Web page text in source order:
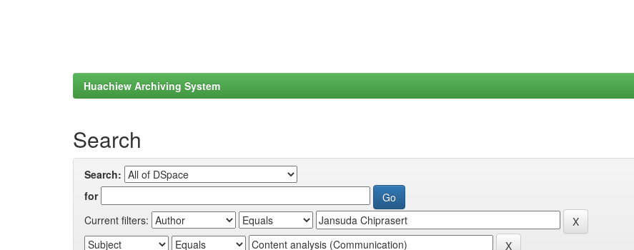
Huachiew Archiving System
Search
Search:
for
Current filters: